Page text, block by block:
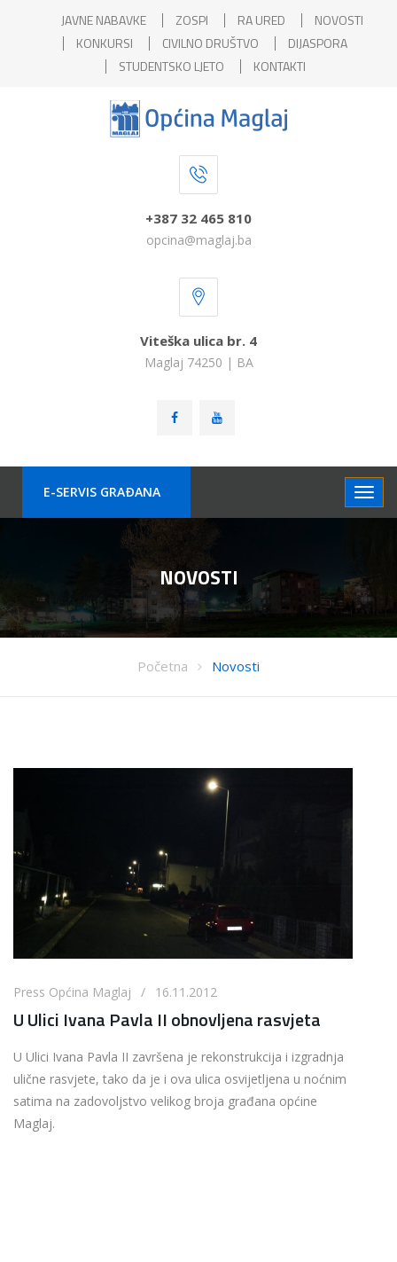
JAVNE NABAVKE ZOSPI RA URED
NOVOSTI
KONKURSI
CIVILNO DRUŠTVO
DIJASPORA
STUDENTSKO LJETO
KONTAKTI
+387 32 465 810
opcina@maglaj.ba
Viteška ulica br. 4
Maglaj 74250 | BA
E-SERVIS GRAÐANA
NOVOSTI
Početna Novosti
Press Općina Maglaj / 16.11.2012
U Ulici Ivana Pavla II obnovljena rasvjeta
U Ulici Ivana Pavla II završena je rekonstrukcija i izgradnja
ulične rasvjete, tako da je i ova ulica osvijetljena u noćnim
satima na zadovoljstvo velikog broja građana općine
Maglaj.